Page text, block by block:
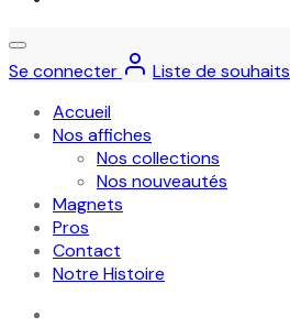
Se connecter
Liste de souhaits
Accueil
Nos affiches
Nos collections
Nos nouveautés
Magnets
Pros
Contact
Notre Histoire